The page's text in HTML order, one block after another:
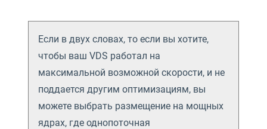
Если в двух словах, то если вы хотите,
чтобы ваш VDS работал на
максимальной возможной скорости, и не
поддается другим оптимизациям, вы
можете выбрать размещение на мощных
ядрах, где однопоточная